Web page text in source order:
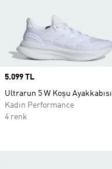
Price
5.099 TL
Ultrarun 5 W Koşu Ayakkabısı
Kadın Performance
4 renk